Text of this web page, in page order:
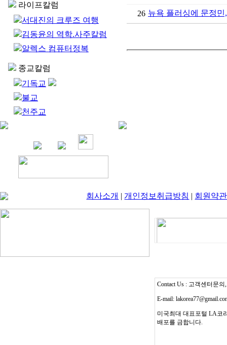
라이프칼럼
서대진의 크루즈 여행
김동윤의 역학.사주칼럼
알렉스 컴퓨터정복
종교칼럼
기독교
불교
천주교
26 뉴욕 플러싱에 문정
회사소개 |개인정보취급방침 | 회원약관
Contact Us : 고객센터문의
E-mail:
미국최대 대표포털 LA코
배포를 금합니다.